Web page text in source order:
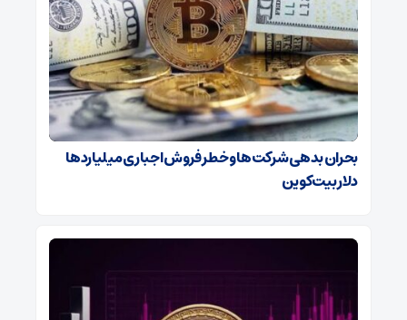
بحران بدهی شرکت‌ها و خطر فروش اجباری میلیاردها
دلار بیت‌کوین